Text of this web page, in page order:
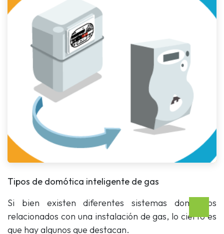
Tipos de domótica inteligente de gas
Si bien existen diferentes sistemas domóticos
relacionados con una instalación de gas, lo cierto es
que hay algunos que destacan.